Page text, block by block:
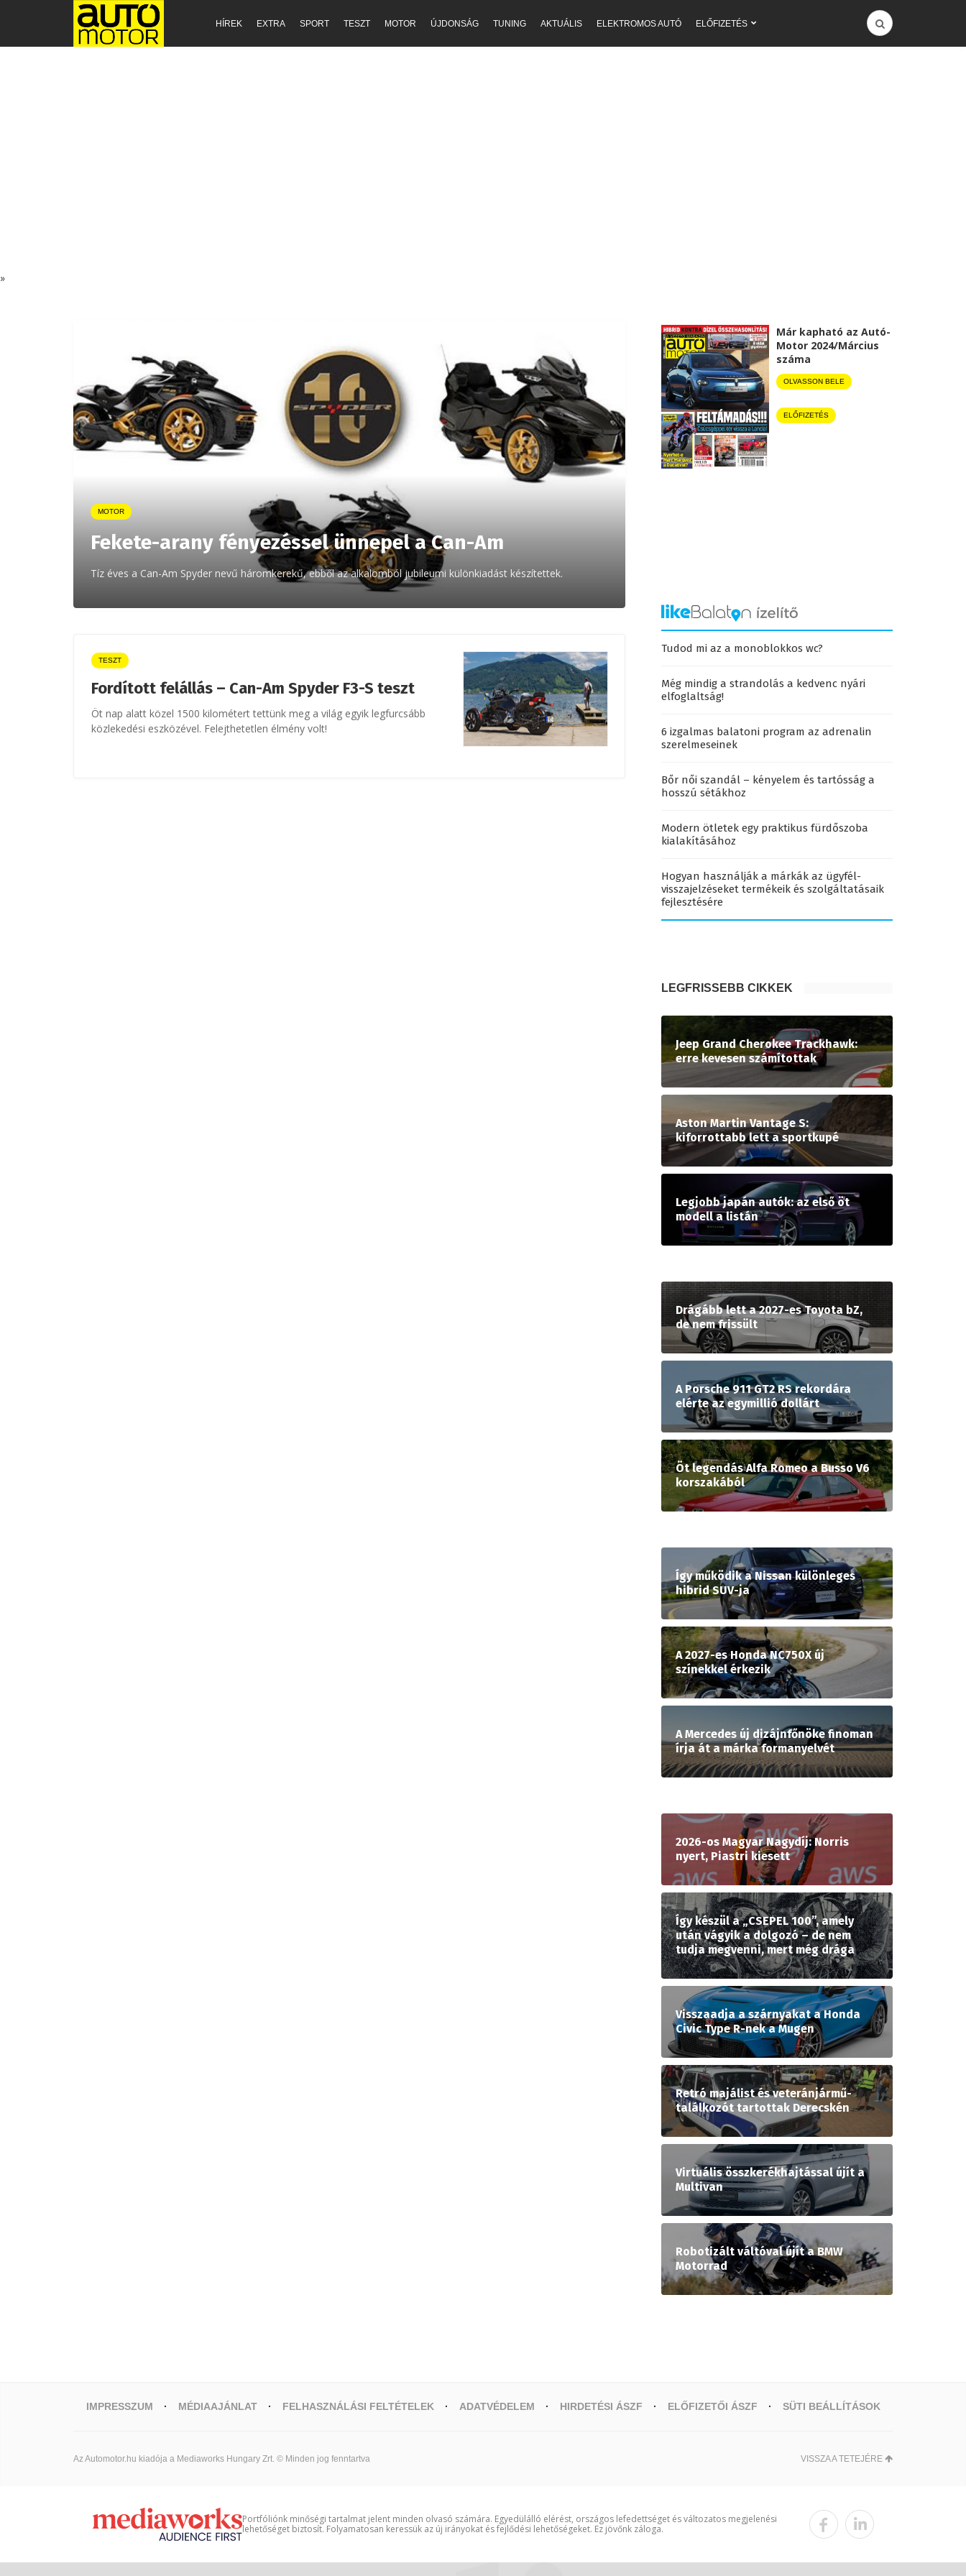
HÍREK EXTRA SPORT TESZT MOTOR ÚJDONSÁG TUNING AKTUÁLIS ELEKTROMOS AUTÓ ELŐFIZETÉS
»
MOTOR
Fekete-arany fényezéssel ünnepel a Can-Am
Tíz éves a Can-Am Spyder nevű háromkerekű, ebből az alkalomból jubileumi különkiadást készítettek.
TESZT
Fordított felállás – Can-Am Spyder F3-S teszt
Öt nap alatt közel 1500 kilométert tettünk meg a világ egyik legfurcsább
közlekedési eszközével. Felejthetetlen élmény volt!
Már kapható az Autó-
Motor 2024/Március
száma
OLVASSON BELE
ELŐFIZETÉS
Tudod mi az a monoblokkos wc?
Még mindig a strandolás a kedvenc nyári
elfoglaltság!
6 izgalmas balatoni program az adrenalin
szerelmeseinek
Bőr női szandál – kényelem és tartósság a
hosszú sétákhoz
Modern ötletek egy praktikus fürdőszoba
kialakításához
Hogyan használják a márkák az ügyfél-
visszajelzéseket termékeik és szolgáltatásaik
fejlesztésére
LEGFRISSEBB CIKKEK
Jeep Grand Cherokee Trackhawk:
erre kevesen számítottak
Aston Martin Vantage S:
kiforrottabb lett a sportkupé
Legjobb japán autók: az első öt
modell a listán
Drágább lett a 2027-es Toyota bZ,
de nem frissült
A Porsche 911 GT2 RS rekordára
elérte az egymillió dollárt
Öt legendás Alfa Romeo a Busso V6
korszakából
Így működik a Nissan különleges
hibrid SUV-ja
A 2027-es Honda NC750X új
színekkel érkezik
A Mercedes új dizájnfőnöke finoman
írja át a márka formanyelvét
2026-os Magyar Nagydíj: Norris
nyert, Piastri kiesett
Így készül a „CSEPEL 100”, amely
után vágyik a dolgozó – de nem
tudja megvenni, mert még drága
Visszaadja a szárnyakat a Honda
Civic Type R-nek a Mugen
Retró majálist és veteránjármű-
találkozót tartottak Derecskén
Virtuális összkerékhajtással újít a
Multivan
Robotizált váltóval újít a BMW
Motorrad
IMPRESSZUM MÉDIAAJÁNLAT FELHASZNÁLÁSI FELTÉTELEK ADATVÉDELEM HIRDETÉSI ÁSZF ELŐFIZETŐI ÁSZF SÜTI BEÁLLÍTÁSOK
Az Automotor.hu kiadója a Mediaworks Hungary Zrt. © Minden jog fenntartva VISSZA A TETEJÉRE
Portfóliónk minőségi tartalmat jelent minden olvasó számára. Egyedülálló elérést, országos lefedettséget és változatos megjelenési
lehetőséget biztosít. Folyamatosan keressük az új irányokat és fejlődési lehetőségeket. Ez jövőnk záloga.